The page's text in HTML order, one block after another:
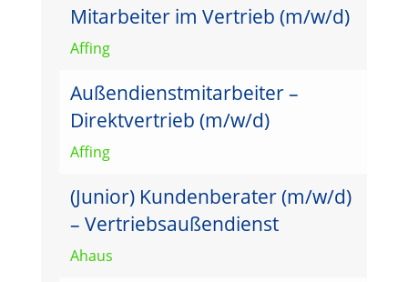
Mitarbeiter im Vertrieb (m/w/d)
Affing
Außendienstmitarbeiter –
Direktvertrieb (m/w/d)
Affing
(Junior) Kundenberater (m/w/d)
– Vertriebsaußendienst
Ahaus